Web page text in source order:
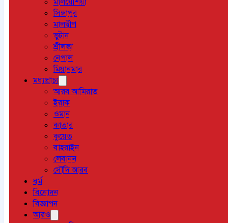
সিঙ্গাপুর
মালদ্বীপ
ভুটান
শ্রীলঙ্কা
নেপাল
মিয়ানমার
মধ্যপ্রাচ্য
আরব আমিরাত
ইরাক
ওমান
কাতার
কুয়েত
বাহরাইন
লেবানন
সৌদি আরব
ধর্ম
বিনোদন
বিজ্ঞাপন
আরও